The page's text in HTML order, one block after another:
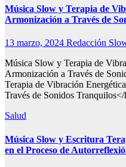
Música Slow y Terapia de
Armonización a Través de
13 marzo, 2024 Redacción
Música Slow y Terapia de
Armonización a Través de
Terapia de Vibración
Través de Sonidos
Salud
Música Slow y Escritura
en el Proceso de